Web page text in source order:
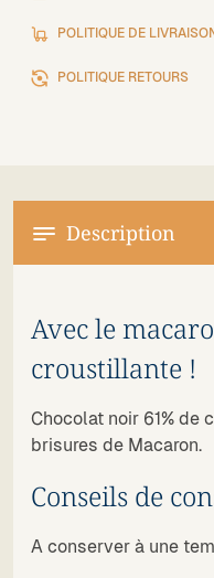
POLITIQUE DE
POLITIQUE RETOURS
Description
Avec le
croustillante !
Chocolat noir 61% de
brisures de Macaron.
Conseils de
A conserver à une